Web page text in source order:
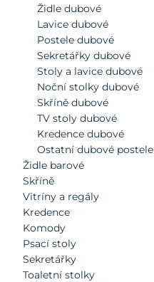
Židle dubové
Lavice dubové
Postele dubové
Sekretářky dubové
Stoly a lavice dubové
Noční stolky dubové
Skříně dubové
TV stoly dubové
Kredence dubové
Ostatní dubové postele
Židle barové
Skříně
Vitríny a regály
Kredence
Komody
Psací stoly
Sekretářky
Toaletní stolky